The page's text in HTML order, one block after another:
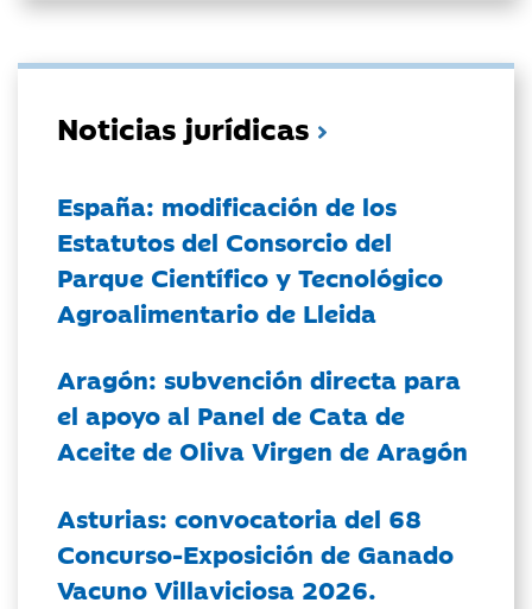
Noticias jurídicas
España: modificación de los
Estatutos del Consorcio del
Parque Científico y Tecnológico
Agroalimentario de Lleida
Aragón: subvención directa para
el apoyo al Panel de Cata de
Aceite de Oliva Virgen de Aragón
Asturias: convocatoria del 68
Concurso-Exposición de Ganado
Vacuno Villaviciosa 2026.